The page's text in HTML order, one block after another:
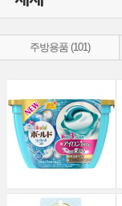
주방용품 (101)